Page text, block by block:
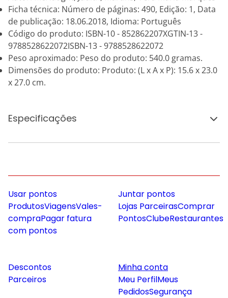
Ficha técnica: Número de páginas: 490, Edição: 1, Data
de publicação: 18.06.2018, Idioma: Português
Código do produto: ISBN-10 - 852862207XGTIN-13 -
9788528622072ISBN-13 - 9788528622072
Peso aproximado: Peso do produto: 540.0 gramas.
Dimensões do produto: Produto: (L x A x P): 15.6 x 23.0
x 27.0 cm.
Especificações
Usar pontos
ProdutosViagensVales-
compraPagar fatura
com pontos
Juntar pontos
Lojas ParceirasComprar
PontosClubeRestaurantes
Descontos
Parceiros
Minha conta
Meu PerfilMeus
PedidosSegurança